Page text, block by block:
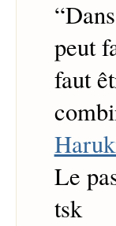
“
peut
faut
Le
tsk